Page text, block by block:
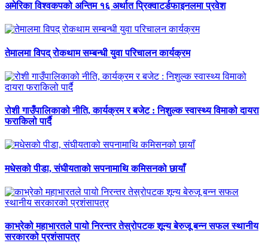
अमेरिका विश्वकपको अन्तिम १६ अर्थात प्रिक्वाटर्डफाइनलमा प्रवेश
तेमालमा विपद् रोकथाम सम्बन्धी युवा परिचालन कार्यक्रम
रोशी गाउँपालिकाको नीति, कार्यक्रम र बजेट : निशुल्क स्वास्थ्य विमाको दायरा
फराकिलो पार्दै
मधेसको पीडा, संघीयताको सपनामाथि कमिसनको छायाँ
काभ्रेको महाभारतले पायो निरन्तर तेस्रोपटक शून्य बेरुजू बन्न सफल स्थानीय
सरकारको प्रशंसापत्र